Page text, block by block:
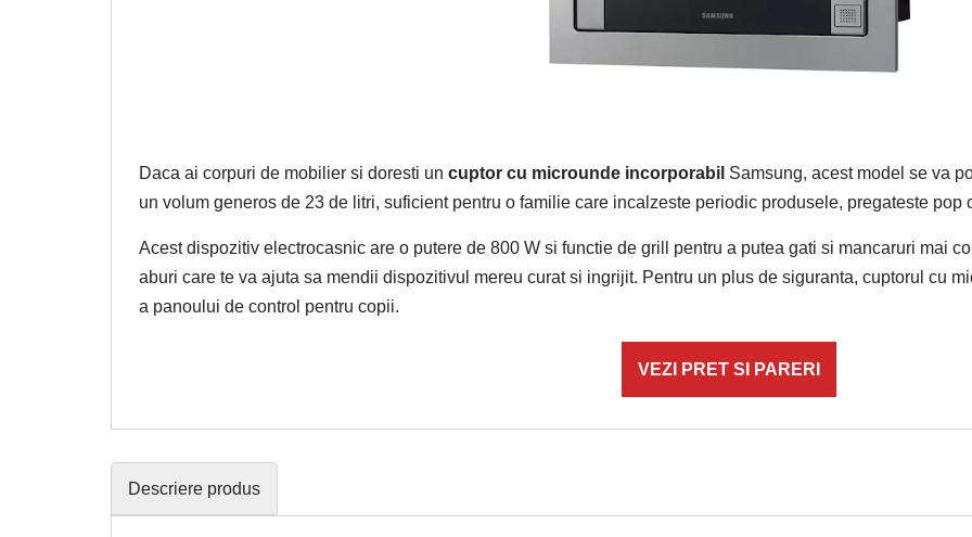
Daca ai corpuri de mobilier si doresti un cuptor cu microunde incorporabil Samsung, acest model se va
un volum generos de 23 de litri, suficient pentru o familie care incalzeste periodic produsele, pregateste pop
Acest dispozitiv electrocasnic are o putere de 800 W si functie de grill pentru a putea gati si mancaruri mai
aburi care te va ajuta sa mendii dispozitivul mereu curat si ingrijit. Pentru un plus de siguranta, cuptorul cu
a panoului de control pentru copii.
VEZI PRET SI PARERI
Descriere produs